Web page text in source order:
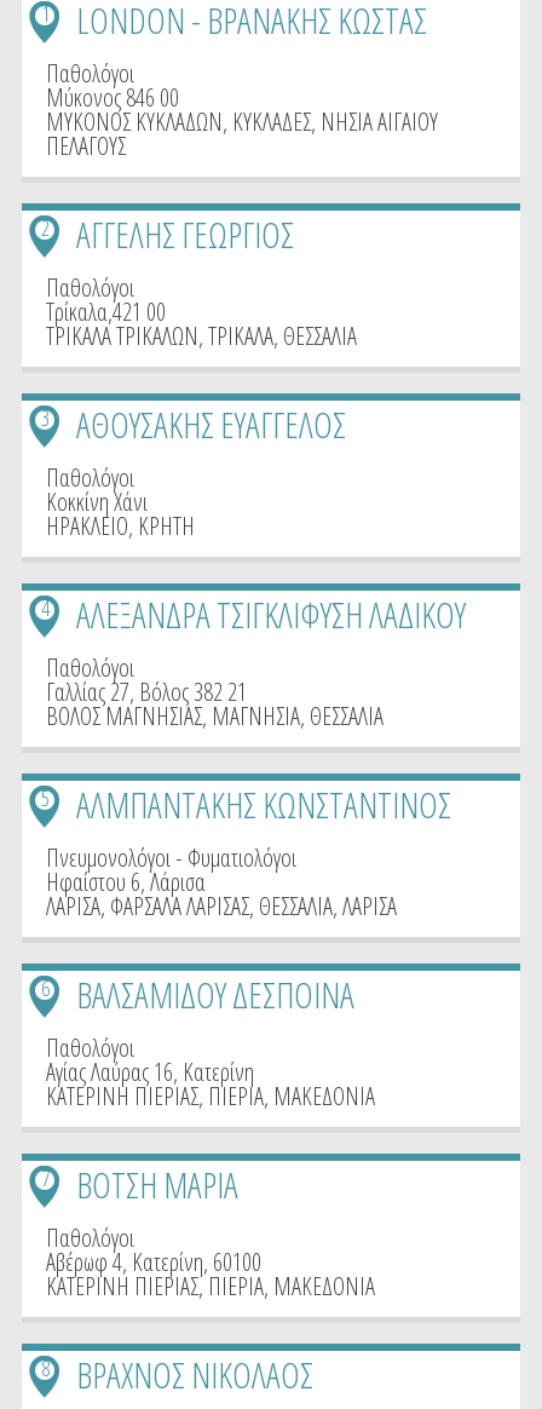
LONDON - ΒΡΑΝΑΚΗΣ ΚΩΣΤΑΣ
1
Παθολόγοι
Μύκονος 846 00
ΜΥΚΟΝΟΣ ΚΥΚΛΑΔΩΝ, ΚΥΚΛΑΔΕΣ, ΝΗΣΙΑ ΑΙΓΑΙΟΥ
ΠΕΛΑΓΟΥΣ
ΑΓΓΕΛΗΣ ΓΕΩΡΓΙΟΣ
2
Παθολόγοι
Τρίκαλα,421 00
ΤΡΙΚΑΛΑ ΤΡΙΚΑΛΩΝ,ΤΡΙΚΑΛΑ, ΘΕΣΣΑΛΙΑ
ΑΘΟΥΣΑΚΗΣ ΕΥΑΓΓΕΛΟΣ
3
Παθολόγοι
Κοκκίνη Χάνι
ΗΡΑΚΛΕΙΟ, ΚΡΗΤΗ
ΑΛΕΞΑΝΔΡΑ ΤΣΙΓΚΛΙΦΥΣΗ ΛΑΔΙΚΟΥ
4
Παθολόγοι
Γαλλίας 27, Βόλος 382 21
ΒΟΛΟΣ ΜΑΓΝΗΣΙΑΣ, ΜΑΓΝΗΣΙΑ, ΘΕΣΣΑΛΙΑ
ΑΛΜΠΑΝΤΑΚΗΣ ΚΩΝΣΤΑΝΤΙΝΟΣ
5
Πνευμονολόγοι - Φυματιολόγοι
Ηφαίστου 6, Λάρισα
ΛΑΡΙΣΑ, ΦΑΡΣΑΛΑ ΛΑΡΙΣΑΣ, ΘΕΣΣΑΛΙΑ,ΛΑΡΙΣΑ
ΒΑΛΣΑΜΙΔΟΥ ΔΕΣΠΟΙΝΑ
6
Παθολόγοι
Αγίας Λαύρας 16, Κατερίνη
ΚΑΤΕΡΙΝΗ ΠΙΕΡΙΑΣ, ΠΙΕΡΙΑ, ΜΑΚΕΔΟΝΙΑ
ΒΟΤΣΗ ΜΑΡΙΑ
7
Παθολόγοι
Αβέρωφ 4, Κατερίνη, 60100
ΚΑΤΕΡΙΝΗ ΠΙΕΡΙΑΣ,ΠΙΕΡΙΑ, ΜΑΚΕΔΟΝΙΑ
ΒΡΑΧΝΟΣ ΝΙΚΟΛΑΟΣ
8